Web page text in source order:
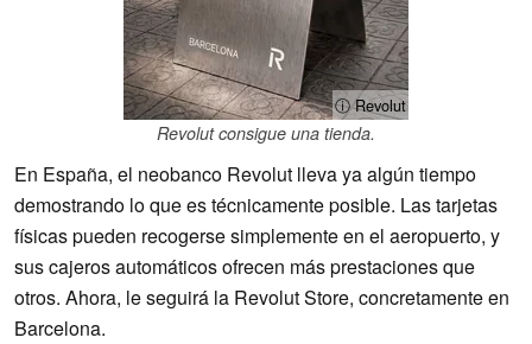
ⓘ Revolut
Revolut consigue una tienda.
En España, el neobanco Revolut lleva ya algún tiempo
demostrando lo que es técnicamente posible. Las tarjetas
físicas pueden recogerse simplemente en el aeropuerto, y
sus cajeros automáticos ofrecen más prestaciones que
otros. Ahora, le seguirá la Revolut Store, concretamente en
Barcelona.